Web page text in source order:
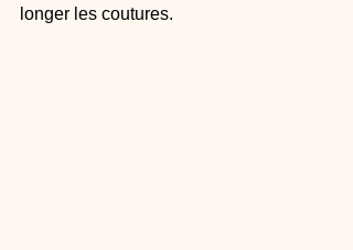
longer les coutures.